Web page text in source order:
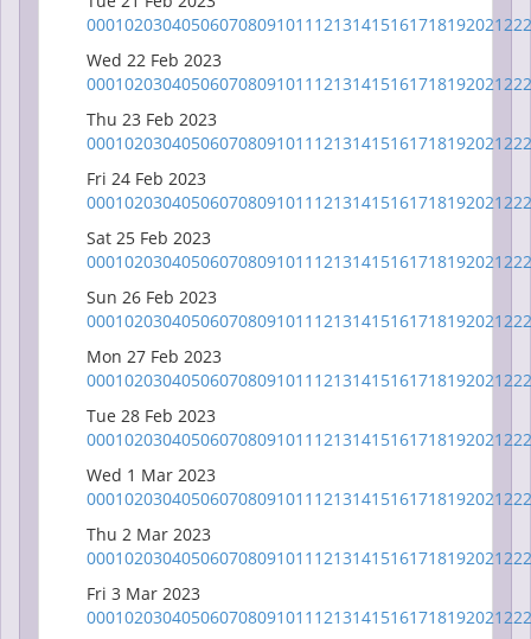
000102030405060708091011 1213141516171819202122
Wed 22 Feb 2023
000102030405060708091011 1213141516171819202122
Thu 23 Feb 2023
000102030405060708091011 1213141516171819202122
Fri 24 Feb 2023
000102030405060708091011 1213141516171819202122
Sat 25 Feb 2023
000102030405060708091011 1213141516171819202122
Sun 26 Feb 2023
000102030405060708091011 1213141516171819202122
Mon 27 Feb 2023
000102030405060708091011 1213141516171819202122
Tue 28 Feb 2023
000102030405060708091011 1213141516171819202122
Wed 1 Mar 2023
000102030405060708091011 1213141516171819202122
Thu 2 Mar 2023
000102030405060708091011 1213141516171819202122
Fri 3 Mar 2023
000102030405060708091011 1213141516171819202122